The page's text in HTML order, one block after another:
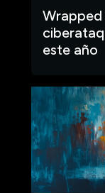
Wrapped
este año